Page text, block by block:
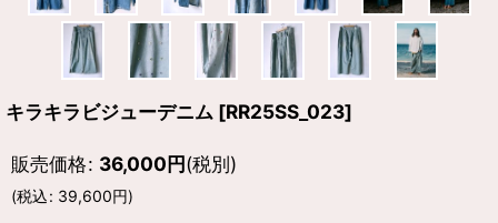
キラキラビジューデニム [RR25SS_023]
販売価格: 36,000円(税別)
(税込: 39,600円)